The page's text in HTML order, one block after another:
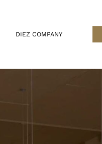
DIEZ COMPANY